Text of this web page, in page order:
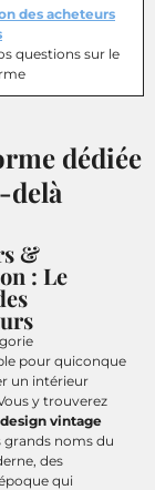
des acheteurs
questions sur le
dédiée
delà
&
: Le
pour quiconque
un intérieur
y trouverez
design vintage
grands noms du
des
qui